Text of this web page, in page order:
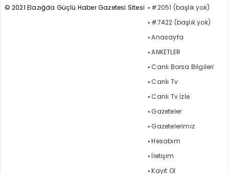
© 2021 Elazığda Güçlü Haber Gazetesi Sitesi
#2051 (başlık yok)
#7422 (başlık yok)
Anasayfa
ANKETLER
Canlı Borsa Bilgileri
Canlı Tv
Canlı Tv İzle
Gazeteler
Gazetelerimiz
Hesabım
İletişim
Kayıt Ol